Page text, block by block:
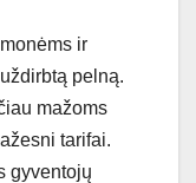
ir
pelną.
mažoms
tarifai.
gyventojų